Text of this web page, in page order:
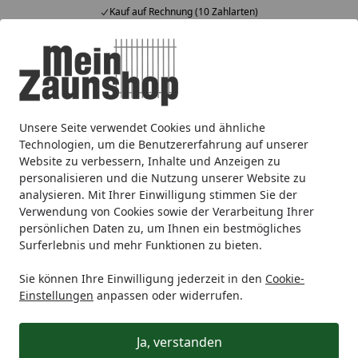
Unsere Seite verwendet Cookies und ähnliche
Technologien, um die Benutzererfahrung auf unserer
Website zu verbessern, Inhalte und Anzeigen zu
personalisieren und die Nutzung unserer Website zu
analysieren. Mit Ihrer Einwilligung stimmen Sie der
Verwendung von Cookies sowie der Verarbeitung Ihrer
persönlichen Daten zu, um Ihnen ein bestmögliches
Surferlebnis und mehr Funktionen zu bieten.
Sie können Ihre Einwilligung jederzeit in den Cookie-
Einstellungen anpassen oder widerrufen.
Ja, verstanden
Kauf auf Rechnung (10 Zahlarten)
Alle Produkte
Mein Konto
Suchen
Startseite
Sichtschutz Aluminium GroJa Stecksystem Lumino
GroJa Lumino Tor Universal 1-
flügelig mit Anthrazitrahmen